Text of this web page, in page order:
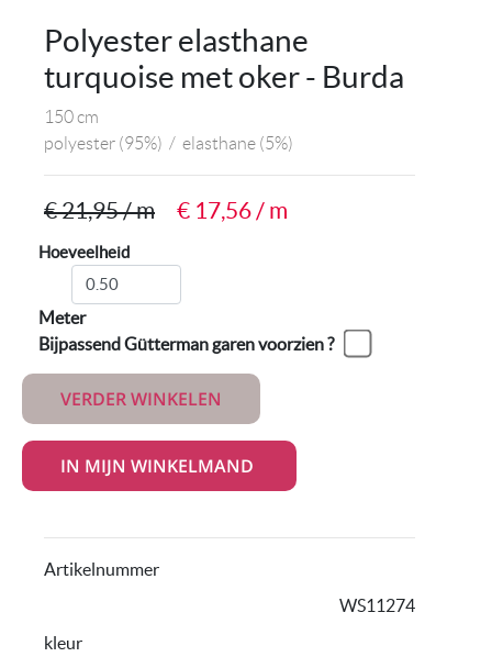
Polyester elasthane
turquoise met oker - Burda
150 cm
polyester (95%) / elasthane (5%)
€ 21,95 / m € 17,56 / m
Hoeveelheid
Meter
Bijpassend Gütterman garen voorzien ?
VERDER WINKELEN
Artikelnummer
WS11274
kleur